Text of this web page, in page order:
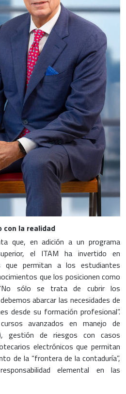
la realidad
que, en adición a un programa
el ITAM ha invertido en
que permitan a los estudiantes
que los posicionen como
sólo se trata de cubrir los
abarcar las necesidades de
desde su formación profesional”.
avanzados en manejo de
gestión de riesgos con casos
electrónicos que permitan
de la “frontera de la contaduría”,
elemental en las